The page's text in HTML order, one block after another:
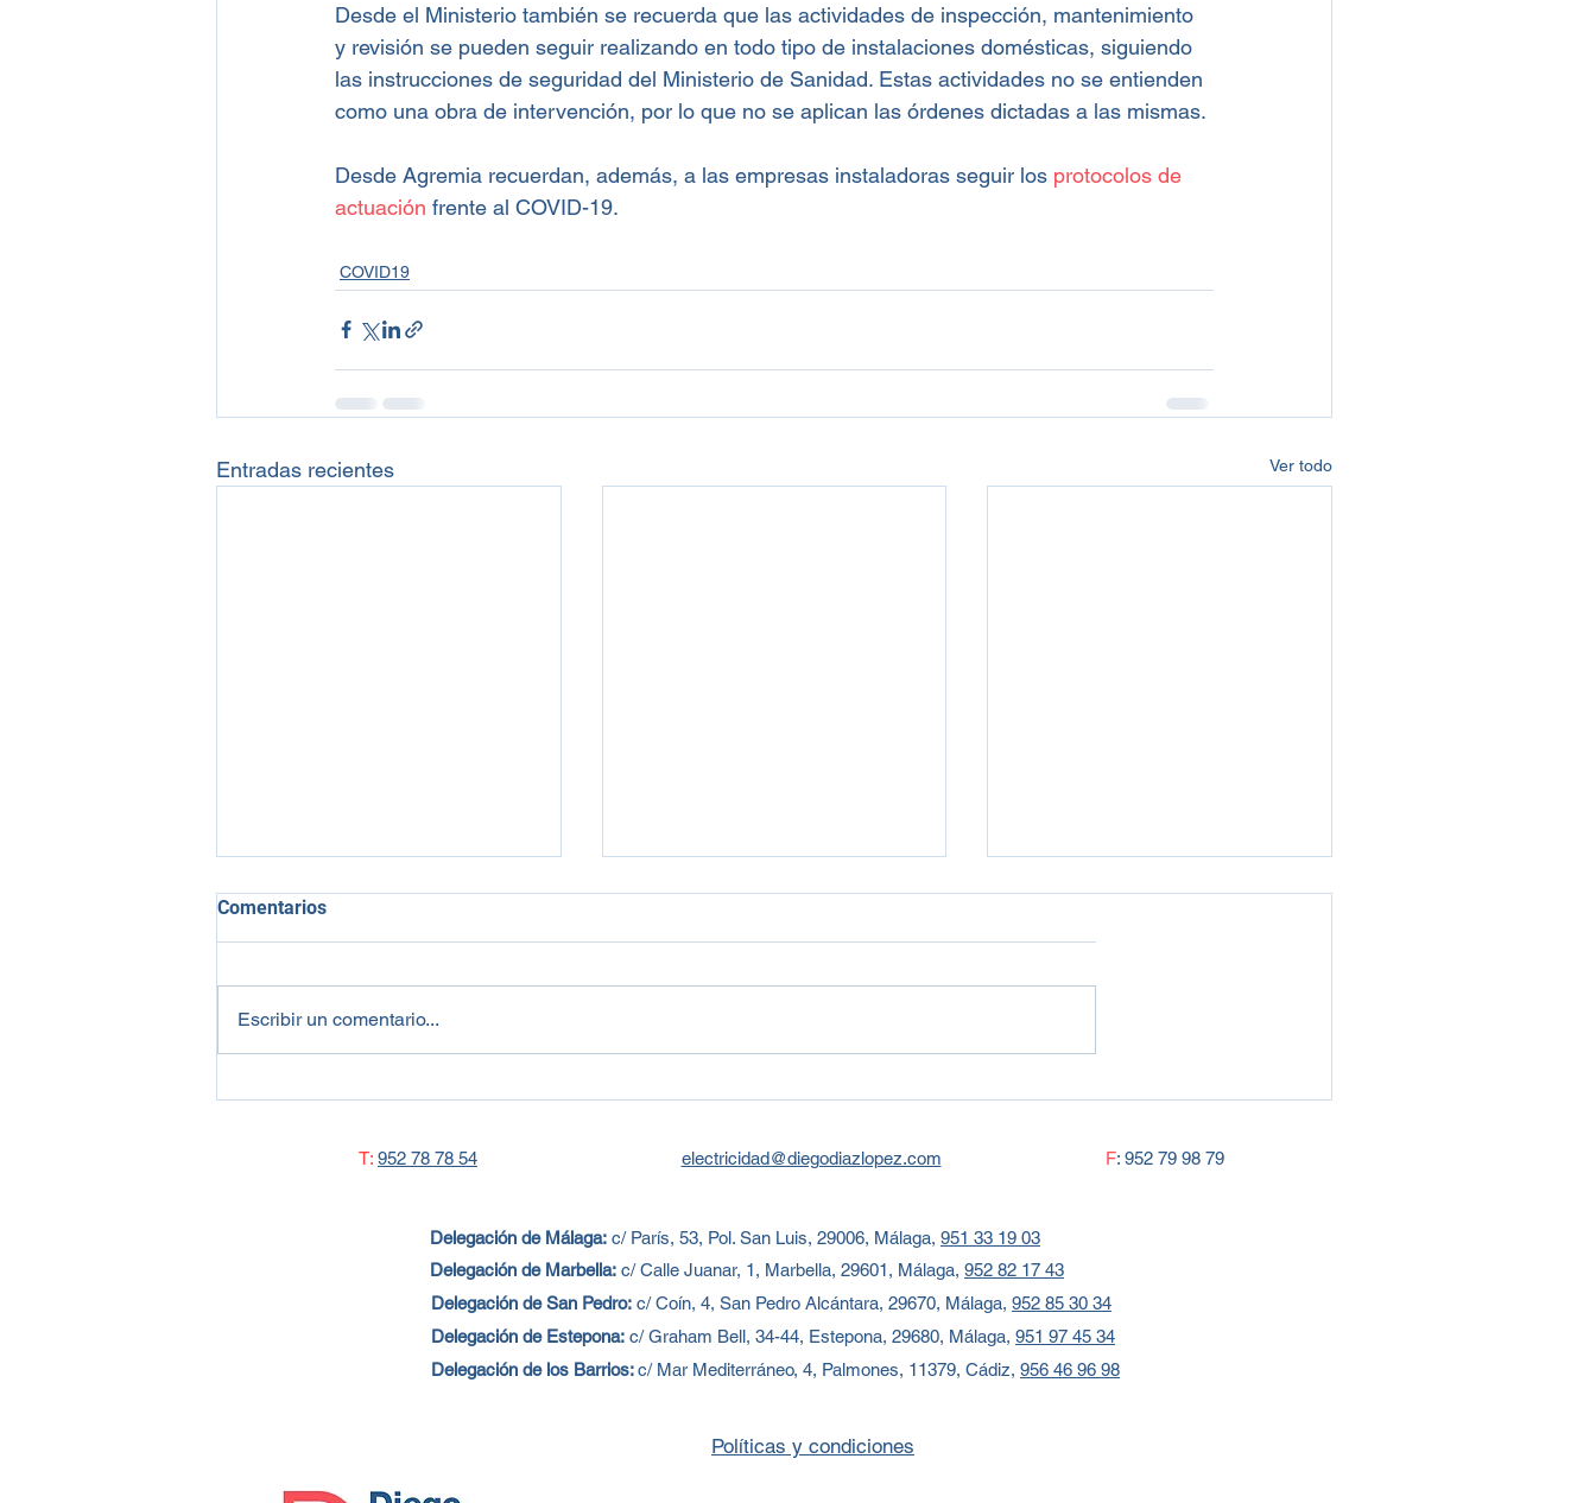
Desde el Ministerio también se recuerda que las actividades de inspección, mantenimiento
y revisión se pueden seguir realizando en todo tipo de instalaciones domésticas, siguiendo
las instrucciones de seguridad del Ministerio de Sanidad. Estas actividades no se entienden
como una obra de intervención, por lo que no se aplican las órdenes dictadas a las mismas.
Desde Agremia recuerdan, además, a las empresas instaladoras seguir los protocolos de
actuación frente al COVID-19.
COVID19
Entradas recientes Ver todo
RDL 23/2020 de medidas
energéticas para el impulso
de la actividad económica
actividad económica post-COVID
Hace unos días el Consejo de
Comentarios
Escribir un comentario...
T: 952 78 78 54 electricidad@diegodiazlopez.com F: 952 79 98 79
Delegación de Málaga: c/ París, 53, Pol. San Luis, 29006, Málaga, 951 33 19 03
Delegación de Marbella: c/Calle Juanar, 1, Marbella, 29601, Málaga, 952 82 17 43
Delegación de San Pedro: c/Coín, 4, San Pedro Alcántara, 29670, Málaga, 952 85 30 34
Delegación de Estepona: c/ Graham Bell, 34-44, Estepona, 29680, Málaga, 951 97 45 34
Delegación de los Barrios:c/ Mar Mediterráneo, 4, Palmones, 11379, Cádiz, 956 46 96 98
Políticas y condiciones